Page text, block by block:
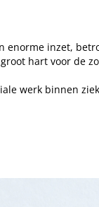
enorme inzet,
hart voor de
werk binnen